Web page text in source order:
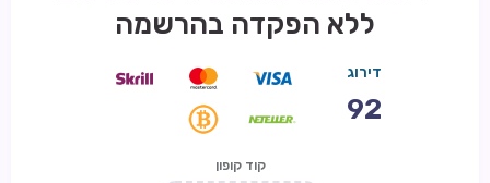
ללא הפקדה בהרשמה
דירוג
92
קוד קופון